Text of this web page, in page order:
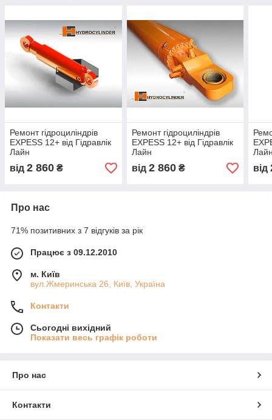
Ремонт гідроциліндрів
EXPESS 12+ від Гідравлік
Лайн
від 2 860 ₴
Ремонт гідроциліндрів
EXPESS 12+ від Гідравлік
Лайн
від 2 860₴ від
Про нас
71% позитивних з 7 відгуків за рік
Працює з 09.12.2010
м. Київ
вул.Жмеринська 26, Київ, Україна
Контакти
Сьогодні вихідний
Показати весь графік роботи
Про нас
Контакти